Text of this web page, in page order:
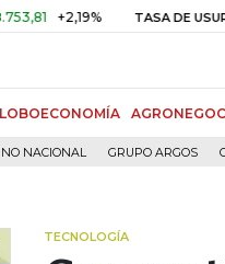
+2,19% TASA DE USURA
NACIONAL GRUPO ARGOS
TECNOLOGÍA